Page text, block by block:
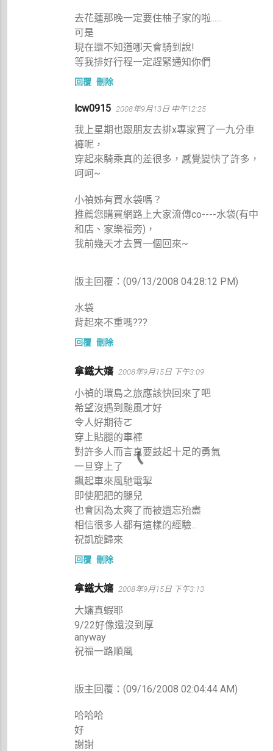
去花蓮那晚一定要住柚子家的啦......
可是
現在還不知道哪天會騎到說!
等我排好行程一定趕緊通知你們
回覆 刪除
lcw0915 2008年9月13日 中午12:25
我上星期也跟朋友去排x專家買了一九分車
褲呢，
穿起來騎乘真的差很多，感覺變快了許多，
呵呵~
小禎姊有買水袋嗎？
推薦您購買網路上大家流傳co----水袋(有中
和店、家樂福旁)，
我前幾天才去買一個回來~
版主回覆：(09/13/2008 04:28:12 PM)
水袋
背起來不重嗎???
回覆 刪除
拿鐵大嬸 2008年9月15日 下午3:09
小禎的環島之旅應該快回來了吧
希望沒遇到颱風才好
令人好期待ㄛ
穿上貼腿的車褲
對許多人而言真要鼓起十足的勇氣
一旦穿上了
飆起車來風馳電掣
即使肥肥的腿兒
也會因為太爽了而被遺忘殆盡
相信很多人都有這樣的經驗...
祝凱旋歸來
回覆 刪除
拿鐵大嬸 2008年9月15日 下午3:13
大嬸真蝦耶
9/22好像還沒到厚
anyway
祝福一路順風
版主回覆：(09/16/2008 02:04:44 AM)
哈哈哈
好
謝謝